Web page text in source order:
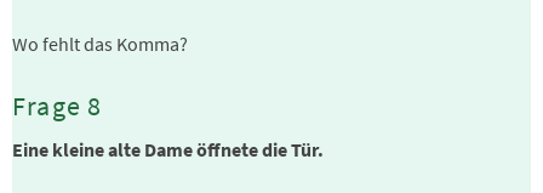
Wo fehlt das Komma?
Frage 8
Eine kleine alte Dame öffnete die Tür.